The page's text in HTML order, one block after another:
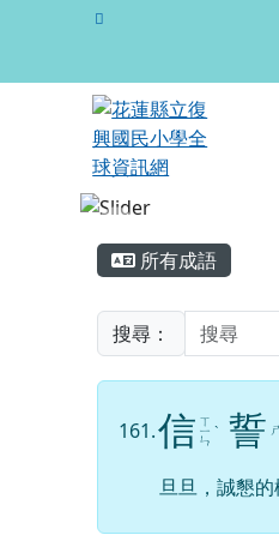
跳至主內容區
花蓮縣立復
主內容區域
所有成語
搜尋：
161.信 ㄒ
ㄧ
ㄣ
ˋ 誓 ㄕ
旦旦，誠懇的
頁尾區域